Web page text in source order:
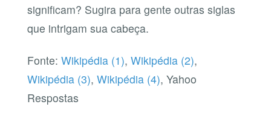
significam? Sugira para gente outras siglas
que intrigam sua cabeça.
Fonte: Wikipédia (1), Wikipédia (2),
Wikipédia (3), Wikipédia (4), Yahoo
Respostas